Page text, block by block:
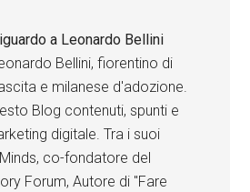
a Leonardo Bellini
Bellini, fiorentino di
e milanese d'adozione.
Blog contenuti, spunti e
digitale. Tra i suoi
co-fondatore del
Forum, Autore di "Fare